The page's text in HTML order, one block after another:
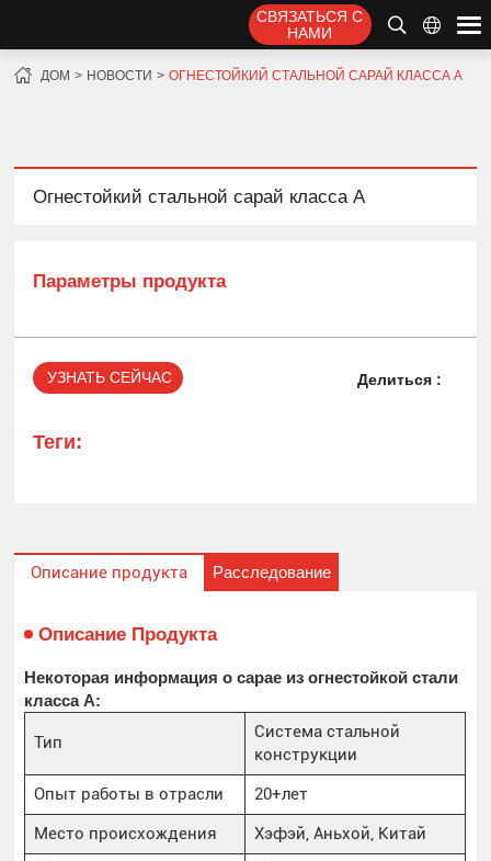
СВЯЗАТЬСЯ С
НАМИ
ДОМ НОВОСТИ ОГНЕСТОЙКИЙ СТАЛЬНОЙ САРАЙ КЛАССА А
Огнестойкий стальной сарай класса А
Параметры продукта
УЗНАТЬ СЕЙЧАС Делиться :
Теги:
Описание продукта Расследование
Описание Продукта
Некоторая информация о сарае из огнестойкой стали
класса А:
Тип
Система стальной
конструкции
Опыт работы в отрасли
20+лет
Место происхождения
Хэфэй, Аньхой, Китай